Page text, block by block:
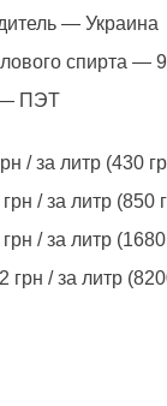
— Украина
спирта —
— ПЭТ
/ за литр (430
/ за литр (850
/ за литр (1680
грн / за литр